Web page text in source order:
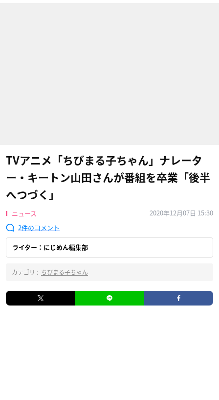
TVアニメ「ちびまる子ちゃん」ナレータ
ー・キートン山田さんが番組を卒業「後半
へつづく」
ニュース
2020年12月07日 15:30
2
ライター：にじめん編集部
カテゴリ : ちびまる子ちゃん